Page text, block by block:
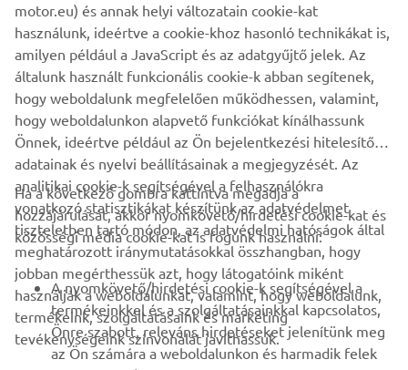
Yamaha Motor Co., Ltd. kifejezett írásbeli engedélye
nélkül.
Mindig biztonságosan közlekedjen, és tartsa be a helyi
közlekedési szabályokat.
VÁLLALATI
B2B
TÖBB YAMAHA
motor.eu) és annak helyi változatain cookie-kat
használunk, ideértve a cookie-khoz hasonló technikákat is,
amilyen például a JavaScript és az adatgyűjtő jelek. Az
általunk használt funkcionális cookie-k abban segítenek,
hogy weboldalunk megfelelően működhessen, valamint,
hogy weboldalunkon alapvető funkciókat kínálhassunk
Önnek, ideértve például az Ön bejelentkezési hitelesítő
adatainak és nyelvi beállításainak a megjegyzését. Az
analitikai cookie-k segítségével a felhasználókra
vonatkozó statisztikákat készítünk az adatvédelmet
tiszteletben tartó módon, az adatvédelmi hatóságok által
meghatározott iránymutatásokkal összhangban, hogy
jobban megérthessük azt, hogy látogatóink miként
használják a weboldalunkat, valamint, hogy weboldalunk,
termékeink, szolgáltatásaink és marketing
tevékenységeink színvonalát javíthassuk.
Ha a következő gombra kattintva megadja a
hozzájárulását, akkor nyomkövető/hirdetési cookie-kat és
közösségi média cookie-kat is fogunk használni:
A nyomkövető/hirdetési cookie-k segítségével a
termékeinkkel és a szolgáltatásainkkal kapcsolatos,
Önre szabott, releváns hirdetéseket jelenítünk meg
az Ön számára a weboldalunkon és harmadik felek